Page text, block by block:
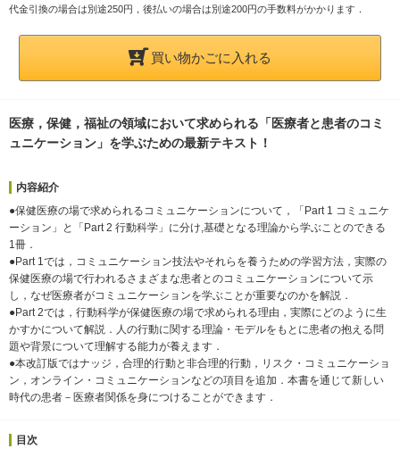
代金引換の場合は別途250円，後払いの場合は別途200円の手数料がかかります．
買い物かごに入れる
医療，保健，福祉の領域において求められる「医療者と患者のコミ
ュニケーション」を学ぶための最新テキスト！
内容紹介
●保健医療の場で求められるコミュニケーションについて，「Part 1 コミュニケ
ーション」と「Part 2 行動科学」に分け,基礎となる理論から学ぶことのできる
1冊．
●Part 1では，コミュニケーション技法やそれらを養うための学習方法，実際の
保健医療の場で行われるさまざまな患者とのコミュニケーションについて示
し，なぜ医療者がコミュニケーションを学ぶことが重要なのかを解説．
●Part 2では，行動科学が保健医療の場で求められる理由，実際にどのように生
かすかについて解説．人の行動に関する理論・モデルをもとに患者の抱える問
題や背景について理解する能力が養えます．
●本改訂版ではナッジ，合理的行動と非合理的行動，リスク・コミュニケーショ
ン，オンライン・コミュニケーションなどの項目を追加．本書を通じて新しい
時代の患者－医療者関係を身につけることができます．
目次